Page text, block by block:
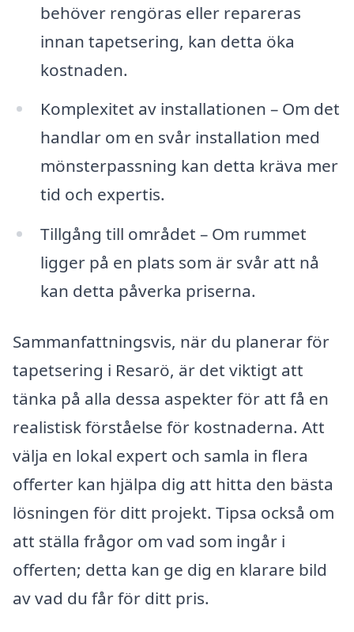
behöver rengöras eller repareras
innan tapetsering, kan detta öka
kostnaden.
Komplexitet av installationen – Om det
handlar om en svår installation med
mönsterpassning kan detta kräva mer
tid och expertis.
Tillgång till området – Om rummet
ligger på en plats som är svår att nå
kan detta påverka priserna.
Sammanfattningsvis, när du planerar för
tapetsering i Resarö, är det viktigt att
tänka på alla dessa aspekter för att få en
realistisk förståelse för kostnaderna. Att
välja en lokal expert och samla in flera
offerter kan hjälpa dig att hitta den bästa
lösningen för ditt projekt. Tipsa också om
att ställa frågor om vad som ingår i
offerten; detta kan ge dig en klarare bild
av vad du får för ditt pris.